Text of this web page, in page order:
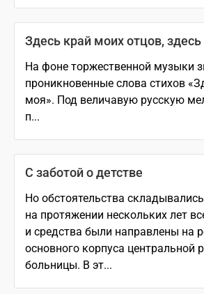
Здесь край моих отцов,
На фоне торжественной музыки
проникновенные слова стихов
моя». Под величавую русскую
п...
С заботой о детстве
Но обстоятельства
на протяжении нескольких лет
и средства были направлены на
основного корпуса центральной
больницы. В эт...